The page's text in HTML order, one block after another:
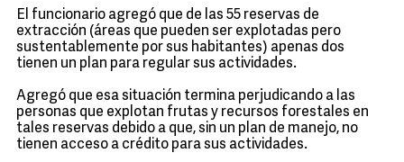
El funcionario agregó que de las 55 reservas de
extracción (áreas que pueden ser explotadas pero
sustentablemente por sus habitantes) apenas dos
tienen un plan para regular sus actividades.
Agregó que esa situación termina perjudicando a las
personas que explotan frutas y recursos forestales en
tales reservas debido a que, sin un plan de manejo, no
tienen acceso a crédito para sus actividades.